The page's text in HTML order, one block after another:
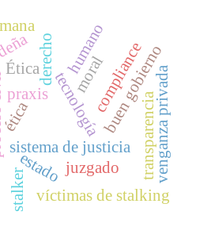
sistema de justicia
tecnología
Ética moral
humano
derecho
praxis compliance
buen gobierno
transparencia
estado
ética
stalker víctimas de stalking
juzgado venganza privada